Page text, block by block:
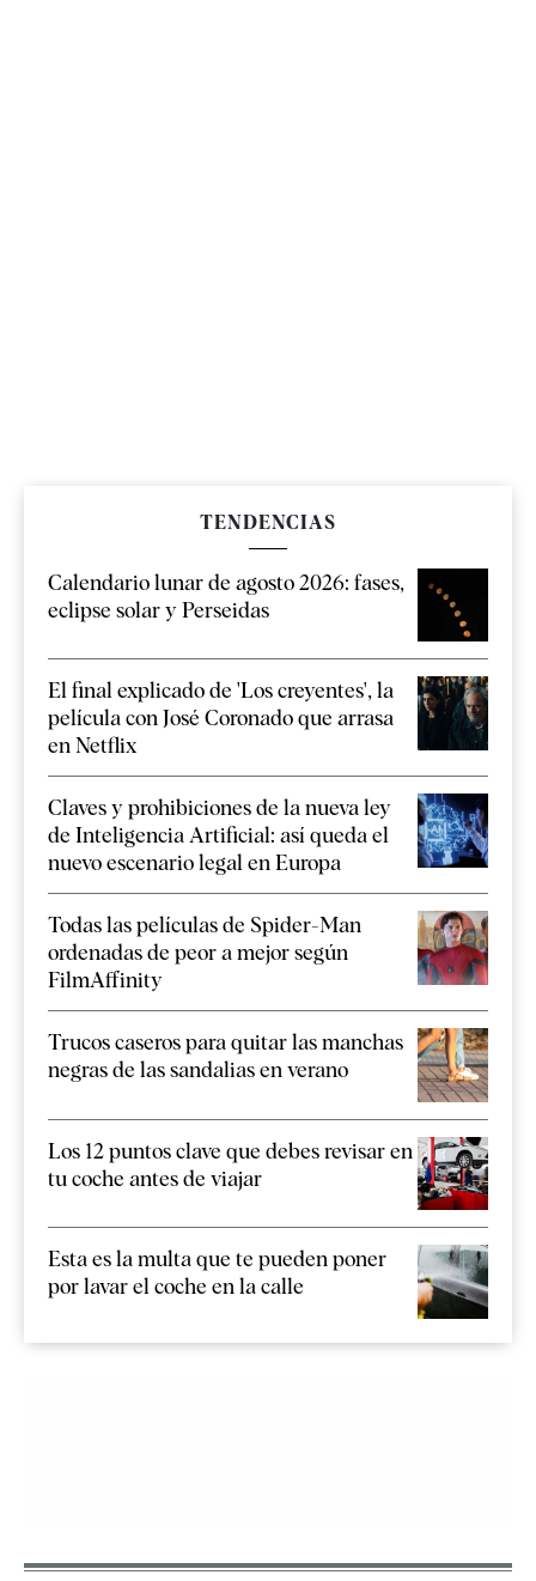
TENDENCIAS
Calendario lunar de agosto 2026: fases,
eclipse solar y Perseidas
El final explicado de 'Los creyentes', la
película con José Coronado que arrasa
en Netflix
Claves y prohibiciones de la nueva ley
de Inteligencia Artificial: así queda el
nuevo escenario legal en Europa
Todas las películas de Spider-Man
ordenadas de peor a mejor según
FilmAffinity
Trucos caseros para quitar las manchas
negras de las sandalias en verano
Los 12 puntos clave que debes revisar en
tu coche antes de viajar
Esta es la multa que te pueden poner
por lavar el coche en la calle